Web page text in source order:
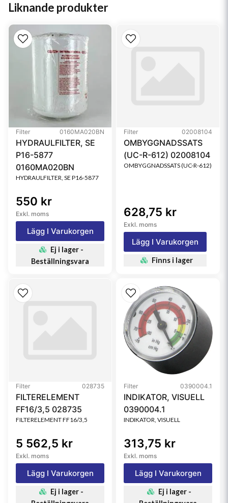
Liknande produkter
Filter 0160MA020BN
HYDRAULFILTER, SE
P16-5877
0160MA020BN
HYDRAULFILTER, SE P16-5877
550 kr
Exkl. moms
Lägg I Varukorgen
Ej i lager -
Beställningsvara
Filter 02008104
OMBYGGNADSSATS
(UC-R-612) 02008104
OMBYGGNADSSATS (UC-R-612)
628,75 kr
Exkl. moms
Lägg I Varukorgen
Finns i lager
Filter 028735
FILTERELEMENT
FF16/3,5 028735
FILTERELEMENT FF16/3,5
5 562,5 kr
Exkl. moms
Lägg I Varukorgen
Ej i lager -
Filter 0390004.1
INDIKATOR, VISUELL
0390004.1
INDIKATOR, VISUELL
313,75 kr
Exkl. moms
Lägg I Varukorgen
Ej i lager -